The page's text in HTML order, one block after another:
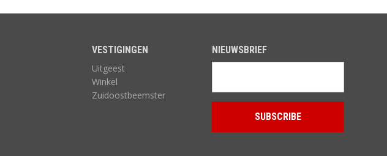
VESTIGINGEN
Uitgeest
Winkel
Zuidoostbeemster
NIEUWSBRIEF